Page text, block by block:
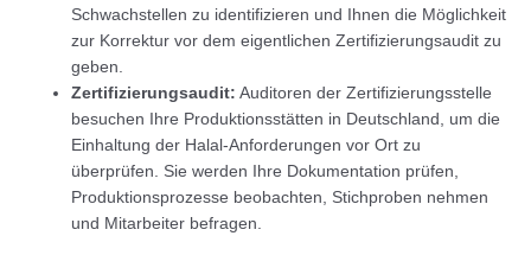
Schwachstellen zu identifizieren und Ihnen die Möglichkeit
zur Korrektur vor dem eigentlichen Zertifizierungsaudit zu
geben.
Zertifizierungsaudit: Auditoren der Zertifizierungsstelle
besuchen Ihre Produktionsstätten in Deutschland, um die
Einhaltung der Halal-Anforderungen vor Ort zu
überprüfen. Sie werden Ihre Dokumentation prüfen,
Produktionsprozesse beobachten, Stichproben nehmen
und Mitarbeiter befragen.